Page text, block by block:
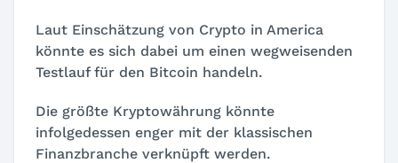
Laut Einschätzung von Crypto in America
könnte es sich dabei um einen wegweisenden
Testlauf für den Bitcoin handeln.
Die größte Kryptowährung könnte
infolgedessen enger mit der klassischen
Finanzbranche verknüpft werden.